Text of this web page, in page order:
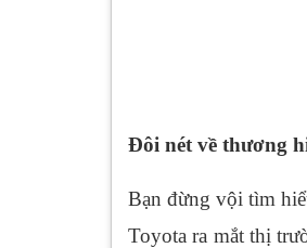
Đôi nét về thương
Bạn đừng vội tìm
Toyota ra mắt thị